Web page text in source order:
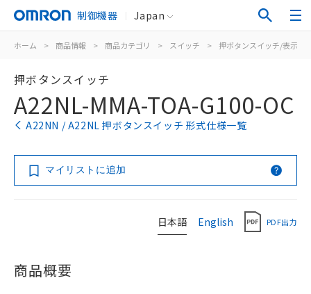
制御機器 Japan
ホーム > 商品情報 > 商品カテゴリ > スイッチ > 押ボタンスイッチ/表示灯
押ボタンスイッチ
A22NL-MMA-TOA-G100-OC
A22NN / A22NL 押ボタンスイッチ 形式仕様一覧
マイリストに追加
日本語 English PDF出力
商品概要